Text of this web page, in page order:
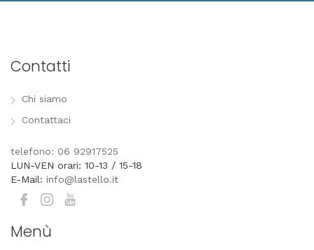
Contatti
Chi siamo
Contattaci
telefono: 06 92917525
LUN-VEN orari: 10-13 / 15-18
E-Mail: info@lastello.it
Menù